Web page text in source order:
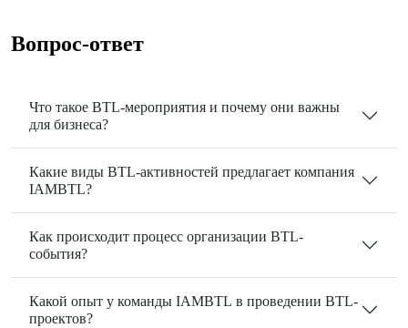
Вопрос-ответ
Что такое BTL-мероприятия и почему они важны
для бизнеса?
Какие виды BTL-активностей предлагает компания
IAMBTL?
Как происходит процесс организации BTL-
события?
Какой опыт у команды IAMBTL в проведении BTL-
проектов?